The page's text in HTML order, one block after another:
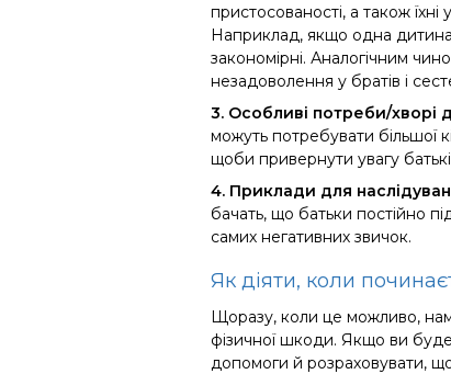
пристосованості, а також
Наприклад, якщо одна дитина
закономірні. Аналогічним
незадоволення у братів і
3. Особливі потреби/хворі
можуть потребувати більшої
щоби привернути увагу
4. Приклади для
бачать, що батьки постійно
самих негативних звичок.
Як діяти, коли
Щоразу, коли це можливо,
фізичної шкоди. Якщо ви
допомоги й розраховувати,